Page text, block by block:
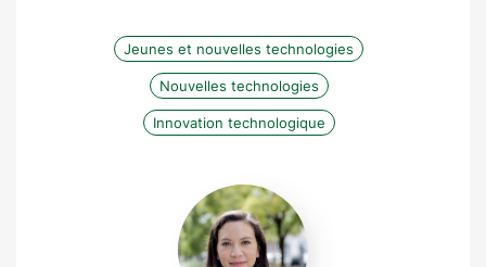
Jeunes et nouvelles technologies
Nouvelles technologies
Innovation technologique
Valérie
Sabatier